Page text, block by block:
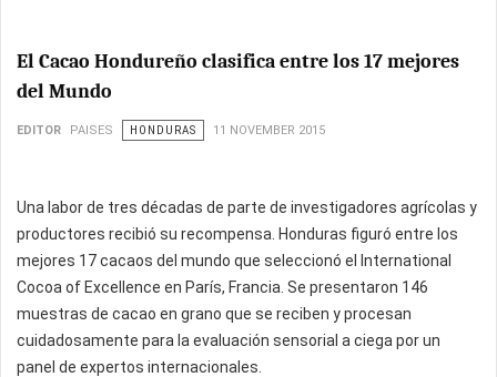
El Cacao Hondureño clasifica entre los 17 mejores
del Mundo
EDITOR PAISES HONDURAS 11 NOVEMBER 2015
Una labor de tres décadas de parte de investigadores agrícolas y
productores recibió su recompensa. Honduras figuró entre los
mejores 17 cacaos del mundo que seleccionó el International
Cocoa of Excellence en París, Francia. Se presentaron 146
muestras de cacao en grano que se reciben y procesan
cuidadosamente para la evaluación sensorial a ciega por un
panel de expertos internacionales.